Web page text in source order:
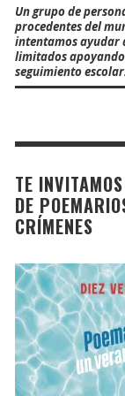
Un grupo de
procedentes del
intentamos ayudar
limitados
seguimiento
TE
DE
CRÍMENES